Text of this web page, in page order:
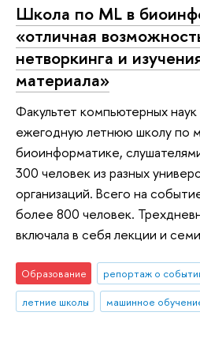
Школа по ML в
«отличная
нетворкинга и
материала»
Факультет компьютерных
ежегодную летнюю школу по
биоинформатике,
300 человек из разных
организаций. Всего на
более 800 человек.
включала в себя лекции и
Образование репортаж о
летние школы
машинное